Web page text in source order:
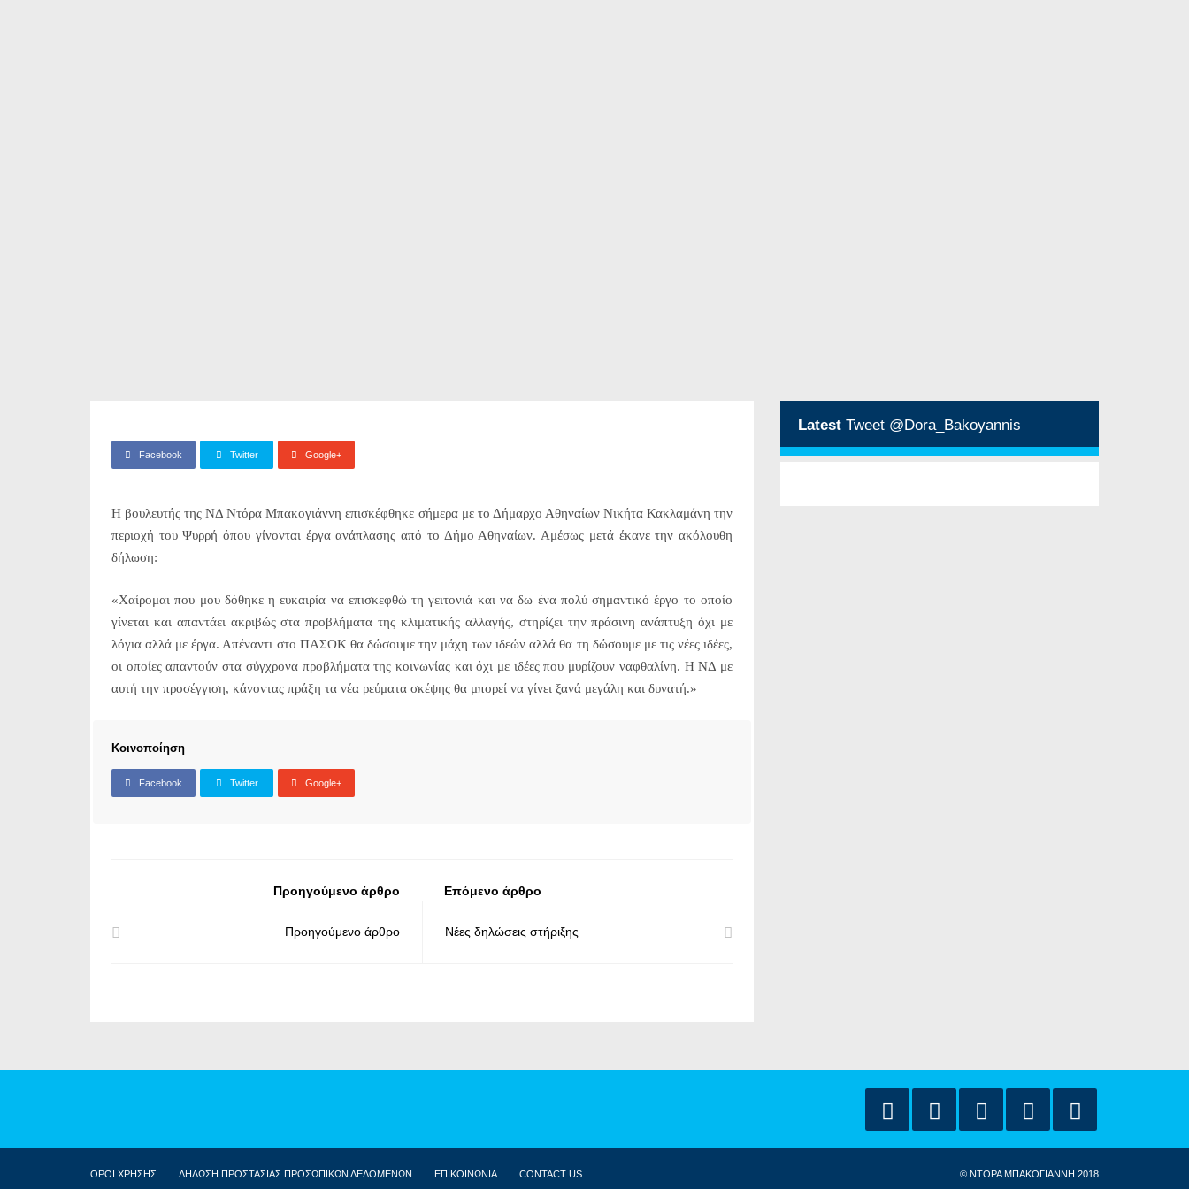
Facebook Twitter Google+
Η βουλευτής της ΝΔ Ντόρα Μπακογιάννη επισκέφθηκε σήμερα με το Δήμαρχο Αθηναίων Νικήτα Κακλαμάνη την
περιοχή του Ψυρρή όπου γίνονται έργα ανάπλασης από το Δήμο Αθηναίων. Αμέσως μετά έκανε την ακόλουθη
δήλωση:
«Χαίρομαι που μου δόθηκε η ευκαιρία να επισκεφθώ τη γειτονιά και να δω ένα πολύ σημαντικό έργο το οποίο
γίνεται και απαντάει ακριβώς στα προβλήματα της κλιματικής αλλαγής, στηρίζει την πράσινη ανάπτυξη όχι με
λόγια αλλά με έργα. Απέναντι στο ΠΑΣΟΚ θα δώσουμε την μάχη των ιδεών αλλά θα τη δώσουμε με τις νέες ιδέες,
οι οποίες απαντούν στα σύγχρονα προβλήματα της κοινωνίας και όχι με ιδέες που μυρίζουν ναφθαλίνη. Η ΝΔ με
αυτή την προσέγγιση, κάνοντας πράξη τα νέα ρεύματα σκέψης θα μπορεί να γίνει ξανά μεγάλη και δυνατή.»
Κοινοποίηση
Facebook Twitter Google+
Προηγούμενο άρθρο
Προηγούμενο άρθρο
Επόμενο άρθρο
Νέες δηλώσεις στήριξης
Latest Tweet @Dora_Bakoyannis
ΟΡΟΙ ΧΡΗΣΗΣ ΔΗΛΩΣΗ ΠΡΟΣΤΑΣΙΑΣ ΠΡΟΣΩΠΙΚΩΝ ΔΕΔΟΜΕΝΩΝ ΕΠΙΚΟΙΝΩΝΙΑ CONTACT US © ΝΤΟΡΑ ΜΠΑΚΟΓΙΑΝΝΗ 2018